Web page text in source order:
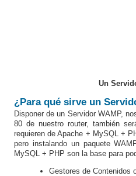
Un
¿Para qué sirve un
Disponer de un Servidor WAMP,
80 de nuestro router, también
requieren de Apache + MySQL +
pero instalando un paquete
MySQL + PHP son la base para
Gestores de Contenidos